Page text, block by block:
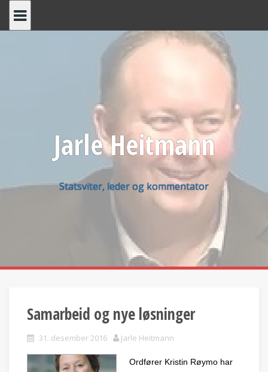
Jarle Heitmann
Statsviter, leder og kommentator
Samarbeid og nye løsninger
31. desember 2016 Jarle Heitmann
Ordfører Kristin Røymo har